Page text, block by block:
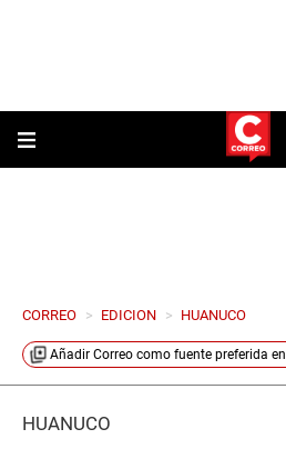
CORREO > EDICION > HUANUCO
Añadir Correo como fuente preferida en
HUÁNUCO